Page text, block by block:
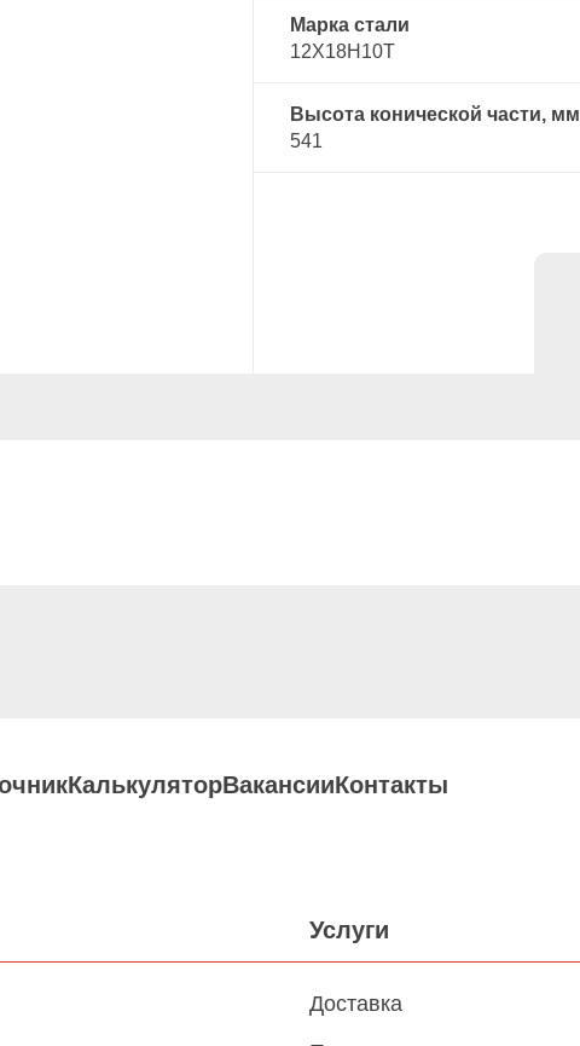
Марка стали
12Х18Н10Т
Высота конической части, мм
541
КалькуляторВакансииКонтакты
Услуги
Доставка